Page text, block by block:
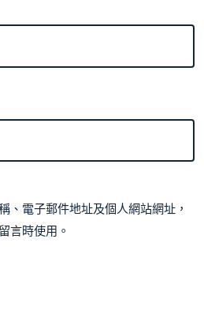
、電子郵件地址及個人網站網址，
言時使用。